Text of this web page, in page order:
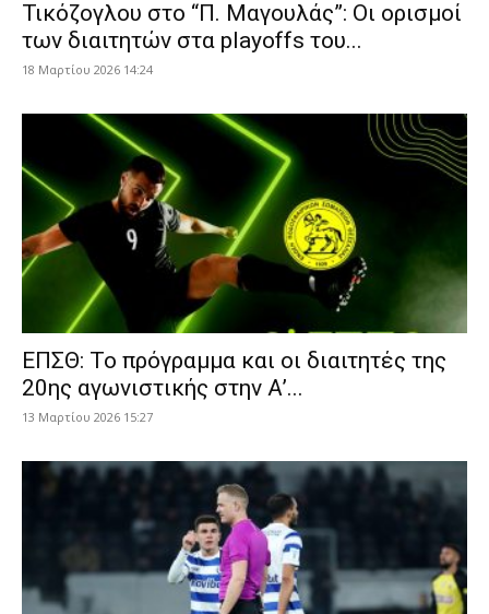
Τικόζογλου στο “Π. Μαγουλάς”: Οι ορισμοί
των διαιτητών στα playoffs του...
18 Μαρτίου 2026 14:24
ΕΠΣΘ: Το πρόγραμμα και οι διαιτητές της
20ης αγωνιστικής στην Α’...
13 Μαρτίου 2026 15:27